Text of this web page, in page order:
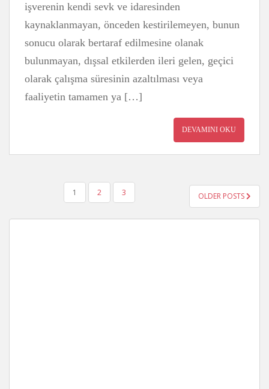
işverenin kendi sevk ve idaresinden
kaynaklanmayan, önceden kestirilemeyen, bunun
sonucu olarak bertaraf edilmesine olanak
bulunmayan, dışsal etkilerden ileri gelen, geçici
olarak çalışma süresinin azaltılması veya
faaliyetin tamamen ya […]
DEVAMINI OKU
GEZINMESI
1 2 3 OLDER POSTS